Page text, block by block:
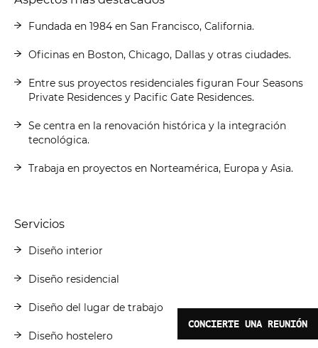
Fundada en 1984 en San Francisco, California.
Oficinas en Boston, Chicago, Dallas y otras ciudades.
Entre sus proyectos residenciales figuran Four Seasons
Private Residences y Pacific Gate Residences.
Se centra en la renovación histórica y la integración
tecnológica.
Trabaja en proyectos en Norteamérica, Europa y Asia.
Servicios
Diseño interior
Diseño residencial
Diseño del lugar de trabajo
Diseño hostelero
CONCIERTE UNA REUNIÓN